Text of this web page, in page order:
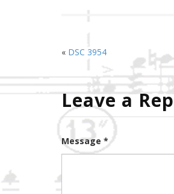
« DSC 3954
Leave a
Message *